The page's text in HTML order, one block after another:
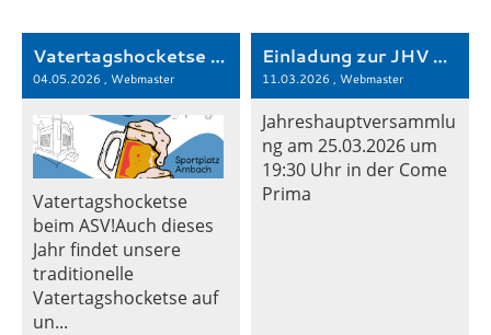
Vatertagshocketse beim ASV!
04.05.2026 , Webmaster
Vatertagshocketse
beim ASV!Auch dieses
Jahr findet unsere
traditionelle
Vatertagshocketse auf
un...
Einladung zur JHV 2026
11.03.2026 , Webmaster
Jahreshauptversammlu
ng am 25.03.2026 um
19:30 Uhr in der Come
Prima